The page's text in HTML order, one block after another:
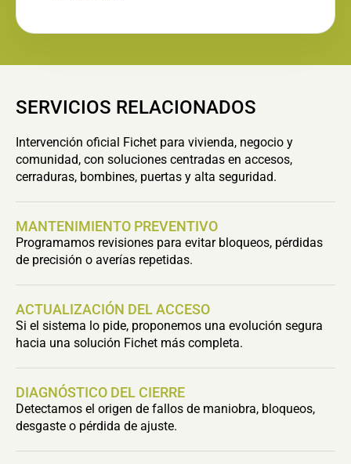
SERVICIOS RELACIONADOS
Intervención oficial Fichet para vivienda, negocio y
comunidad, con soluciones centradas en accesos,
cerraduras, bombines, puertas y alta seguridad.
MANTENIMIENTO PREVENTIVO
Programamos revisiones para evitar bloqueos, pérdidas
de precisión o averías repetidas.
ACTUALIZACIÓN DEL ACCESO
Si el sistema lo pide, proponemos una evolución segura
hacia una solución Fichet más completa.
DIAGNÓSTICO DEL CIERRE
Detectamos el origen de fallos de maniobra, bloqueos,
desgaste o pérdida de ajuste.